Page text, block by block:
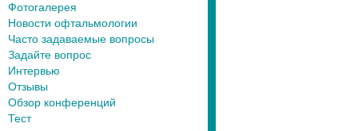
Фотогалерея
Новости офтальмологии
Часто задаваемые вопросы
Задайте вопрос
Интервью
Отзывы
Обзор конференций
Тест